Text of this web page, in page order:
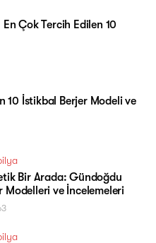
Çok Tercih Edilen 10
10 İstikbal Berjer Modeli ve
Bir Arada: Gündoğdu
Modelleri ve İncelemeleri